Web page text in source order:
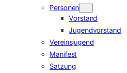
Personen
Vorstand
Jugendvorstand
Vereinsjugend
Manifest
Satzung